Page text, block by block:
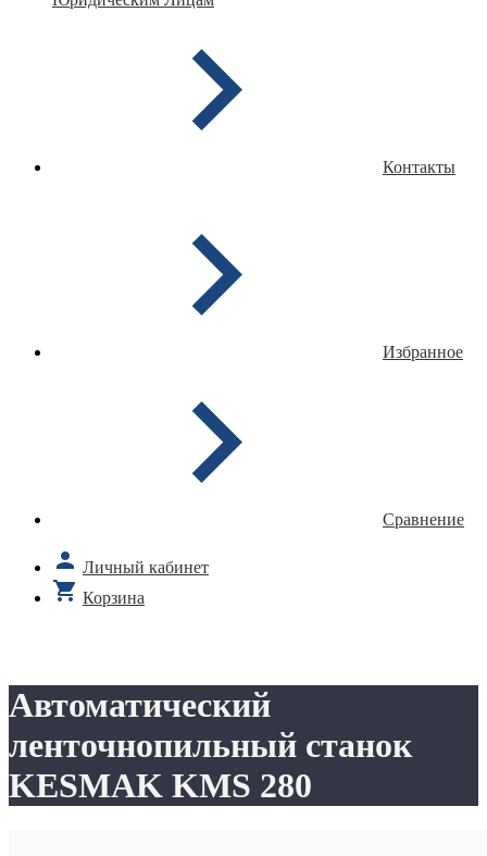
Контакты
Избранное
Сравнение
Личный кабинет
Корзина
Автоматический
ленточнопильный станок
KESMAK KMS 280